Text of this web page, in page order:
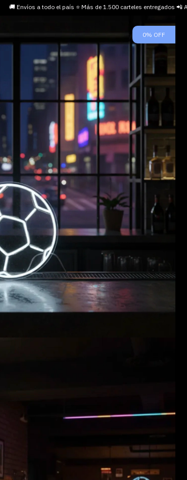
🚚 Envíos a todo el país ⭐ Más de 1.500 carteles entregados 📲
0% OFF